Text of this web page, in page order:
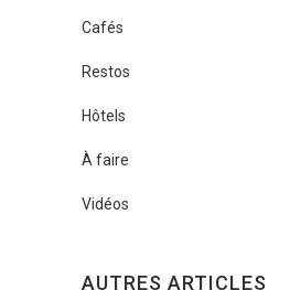
Cafés
Restos
Hôtels
À faire
Vidéos
AUTRES ARTICLES